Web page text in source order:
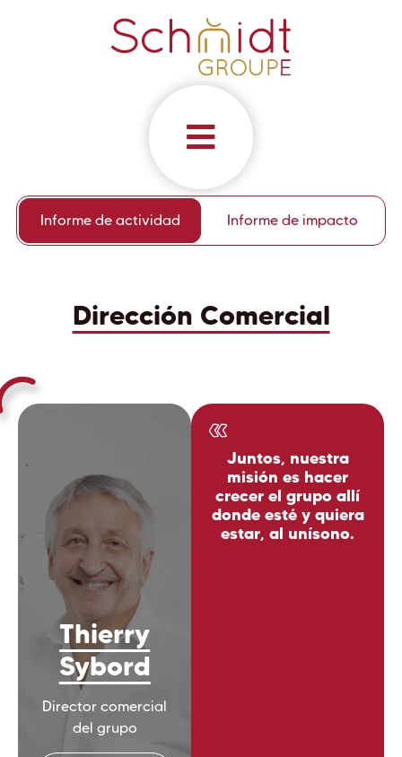
Informe de actividad Informe de impacto
Dirección Comercial
Thierry
Sybord
Director comercial
del grupo
Juntos, nuestra
misión es hacer
crecer el grupo allí
donde esté y quiera
estar, al unísono.